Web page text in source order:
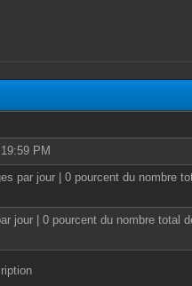
PM
par jour | 0 pourcent du nombre
jour | 0 pourcent du nombre total